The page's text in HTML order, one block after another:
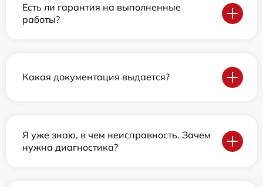
Есть ли гарантия на выполненные
работы?
Какая документация выдается?
Я уже знаю, в чем неисправность. Зачем
нужна диагностика?